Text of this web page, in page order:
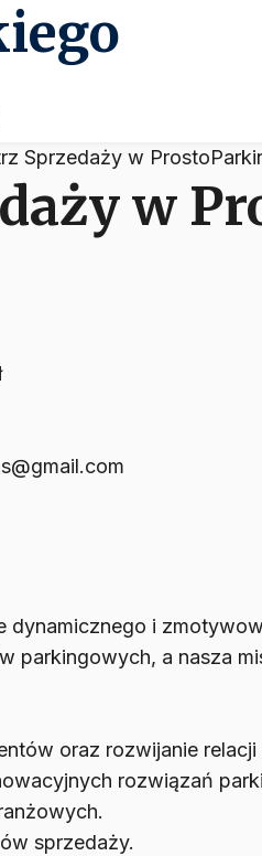
Sprzedaży w
w
dynamicznego i
parkingowych, a nasza
oraz rozwijanie relacji
rozwiązań
sprzedaży.